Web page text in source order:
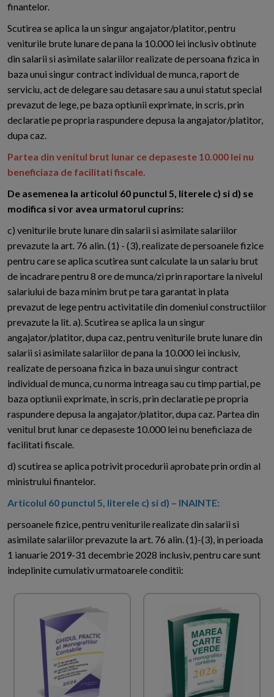
finantelor.
Scutirea se aplica la un singur angajator/platitor, pentru
veniturile brute lunare de pana la 10.000 lei inclusiv obtinute
din salarii si asimilate salariilor realizate de persoana fizica in
baza unui singur contract individual de munca, raport de
serviciu, act de delegare sau detasare sau a unui statut special
prevazut de lege, pe baza optiunii exprimate, in scris, prin
declaratie pe propria raspundere depusa la angajator/platitor,
dupa caz.
Partea din venitul brut lunar ce depaseste 10.000 lei nu
beneficiaza de facilitati fiscale.
De asemenea la articolul 60 punctul 5, literele c) si d) se
modifica si vor avea urmatorul cuprins:
c) veniturile brute lunare din salarii si asimilate salariilor
prevazute la art. 76 alin. (1) - (3), realizate de persoanele fizice
pentru care se aplica scutirea sunt calculate la un salariu brut
de incadrare pentru 8 ore de munca/zi prin raportare la nivelul
salariului de baza minim brut pe tara garantat in plata
prevazut de lege pentru activitatile din domeniul constructiilor
prevazute la lit. a). Scutirea se aplica la un singur
angajator/platitor, dupa caz, pentru veniturile brute lunare din
salarii si asimilate salariilor de pana la 10.000 lei inclusiv,
realizate de persoana fizica in baza unui singur contract
individual de munca, cu norma intreaga sau cu timp partial, pe
baza optiunii exprimate, in scris, prin declaratie pe propria
raspundere depusa la angajator/platitor, dupa caz. Partea din
venitul brut lunar ce depaseste 10.000 lei nu beneficiaza de
facilitati fiscale.
d) scutirea se aplica potrivit procedurii aprobate prin ordin al
ministrului finantelor.
Articolul 60 punctul 5, literele c) si d) – INAINTE:
persoanele fizice, pentru veniturile realizate din salarii si
asimilate salariilor prevazute la art. 76 alin. (1)-(3), in perioada
1 ianuarie 2019-31 decembrie 2028 inclusiv, pentru care sunt
indeplinite cumulativ urmatoarele conditii: